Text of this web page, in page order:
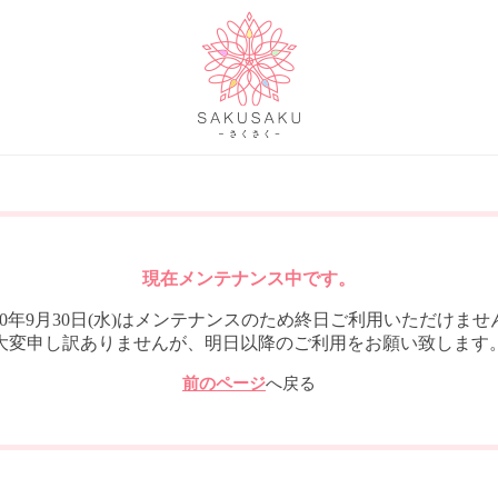
現在メンテナンス中です。
年9月30日(水)はメンテナンスのため終日ご利用いただけませ
変申し訳ありませんが、明日以降のご利用をお願い致します
前のページへ戻る